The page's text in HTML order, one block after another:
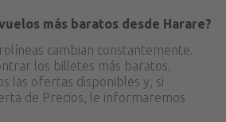
más baratos desde Harare?
cambian constantemente.
los billetes más baratos,
las ofertas disponibles y, si
de Precios, le informaremos